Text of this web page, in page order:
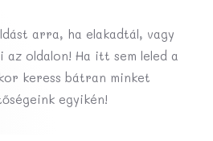
arra, ha elakadtál, vagy
az oldalon! Ha itt sem leled a
keress bátran minket
egyikén!